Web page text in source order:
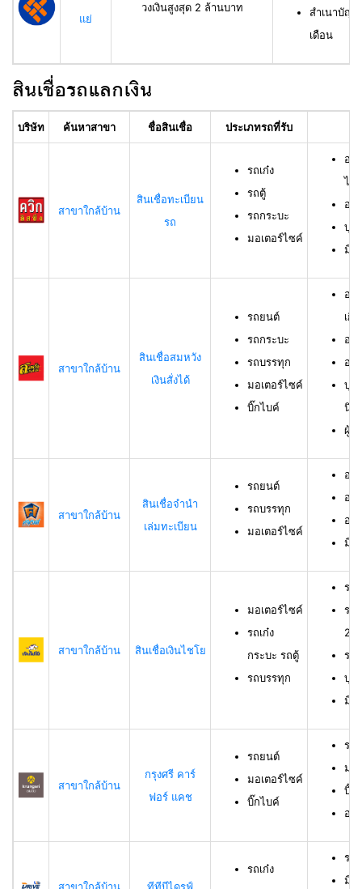
แย่
วงเงินสูงสุด 2 ล้านบาท
สำเนาบัญชี
เดือน
สินเชื่อรถแลกเงิน
บริษัท ค้นหาสาขา ชื่อสินเชื่อ ประเภทรถที่รับ
สาขาใกล้บ้าน
สินเชื่อทะเบียน
รถ
รถเก๋ง
รถตู้
รถกระบะ
มอเตอร์ไซค์
อา
ไม่
อา
บุค
มีชื่
สาขาใกล้บ้าน
สินเชื่อสมหวัง
เงินสั่งได้
รถยนต์
รถกระบะ
รถบรรทุก
มอเตอร์ไซค์
บิ๊กไบค์
อา
เกิ
อา
อา
บุค
นิติ
ผู้กู้
สาขาใกล้บ้าน
สินเชื่อจำนำ
เล่มทะเบียน
รถยนต์
รถบรรทุก
มอเตอร์ไซค์
อา
อา
อา
มีชื่
สาขาใกล้บ้าน สินเชื่อเงินไชโย
มอเตอร์ไซค์
รถเก๋ง
กระบะ รถตู้
รถบรรทุก
รถ
รถ
23
รถ
บุค
มีร
สาขาใกล้บ้าน
กรุงศรี คาร์
ฟอร์ แคช
รถยนต์
มอเตอร์ไซค์
บิ๊กไบค์
รถ
มอ
บิ๊ก
อา
รถเก๋ง
รถ
มีอ